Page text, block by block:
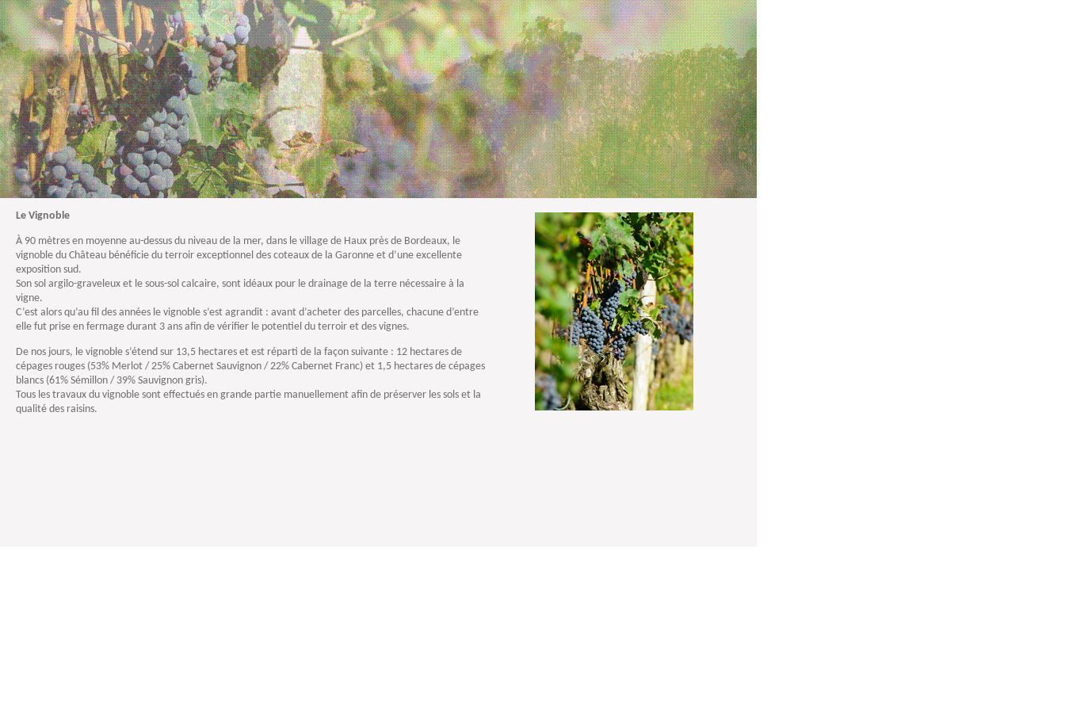
Le Vignoble
À 90 mètres en moyenne au-dessus du niveau de la mer, dans le village de Haux près de Bordeaux, le
vignoble du Château bénéficie du terroir exceptionnel des coteaux de la Garonne et d’une excellente
exposition sud.
Son sol argilo-graveleux et le sous-sol calcaire, sont idéaux pour le drainage de la terre nécessaire à la
vigne.
C’est alors qu’au fil des années le vignoble s’est agrandit : avant d’acheter des parcelles, chacune d’entre
elle fut prise en fermage durant 3 ans afin de vérifier le potentiel du terroir et des vignes.
De nos jours, le vignoble s’étend sur 13,5 hectares et est réparti de la façon suivante : 12 hectares de
cépages rouges (53% Merlot / 25% Cabernet Sauvignon / 22% Cabernet Franc) et 1,5 hectares de cépages
blancs (61% Sémillon / 39% Sauvignon gris).
Tous les travaux du vignoble sont effectués en grande partie manuellement afin de préserver les sols et la
qualité des raisins.